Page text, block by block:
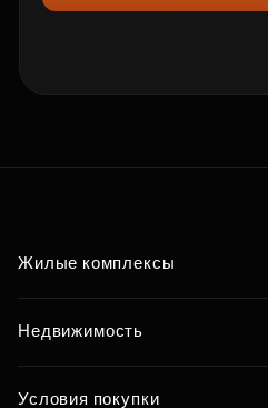
Жилые комплексы
Недвижимость
Условия покупки